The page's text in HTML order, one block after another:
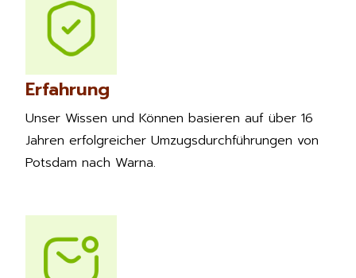
Erfahrung
Unser Wissen und Können basieren auf über 16
Jahren erfolgreicher Umzugsdurchführungen von
Potsdam nach Warna.